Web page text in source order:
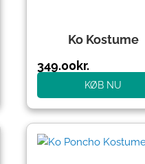
Ko Kostume
349.00kr.
KØB NU